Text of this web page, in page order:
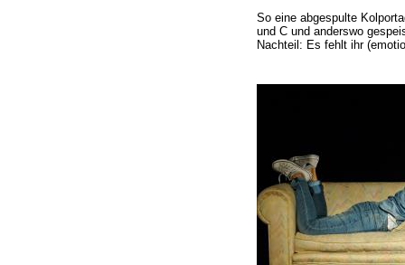
So eine abgespulte
und C und anderswo
Nachteil: Es fehlt ihr